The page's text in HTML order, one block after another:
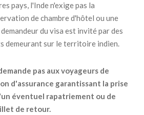
pays, l'Inde n'exige pas la
de chambre d'hôtel ou une
du visa est invité par des
demeurant sur le territoire indien.
pas aux voyageurs de
d'assurance garantissant la prise
éventuel rapatriement ou de
de retour.